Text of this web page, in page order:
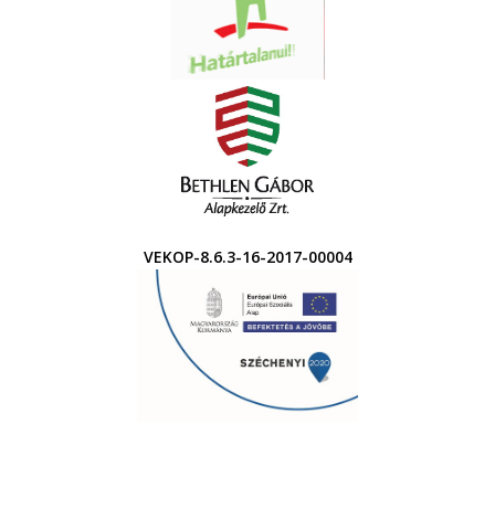
VEKOP-8.6.3-16-2017-00004